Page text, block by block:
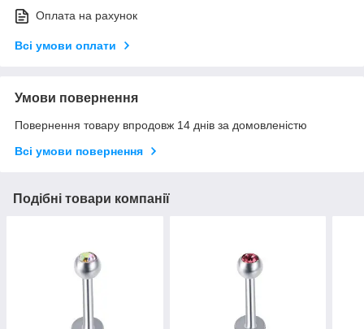
Оплата на рахунок
Всі умови оплати
Умови повернення
Повернення товару впродовж 14 днів за домовленістю
Всі умови повернення
Подібні товари компанії